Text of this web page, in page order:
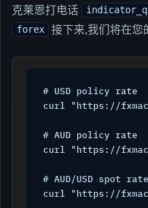
克莱恩打电话
forex 接下来,我们将在您
# USD policy rate
curl "https://
# AUD policy rate
curl "https://
# AUD/USD spot rate
curl "https://